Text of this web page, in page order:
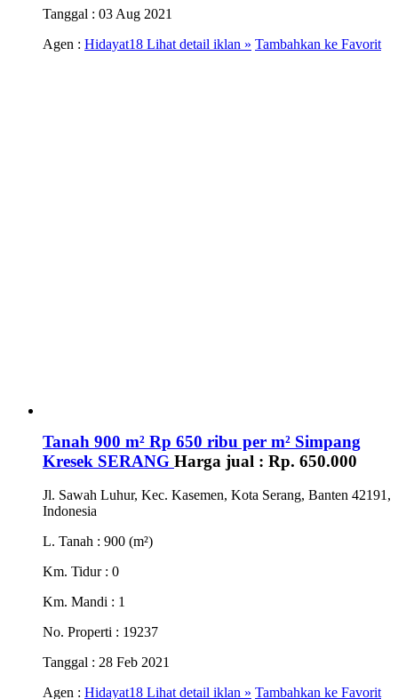
Tanggal : 03 Aug 2021
Agen : Hidayat18 Lihat detail iklan » Tambahkan ke Favorit
Tanah 900 m² Rp 650 ribu per m² Simpang
Kresek SERANG Harga jual : Rp. 650.000
Jl. Sawah Luhur, Kec. Kasemen, Kota Serang, Banten 42191,
Indonesia
L. Tanah : 900 (m²)
Km. Tidur : 0
Km. Mandi : 1
No. Properti : 19237
Tanggal : 28 Feb 2021
Agen : Hidayat18 Lihat detail iklan » Tambahkan ke Favorit